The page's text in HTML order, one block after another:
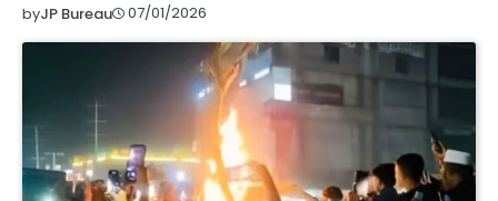
byJP Bureau 07/01/2026